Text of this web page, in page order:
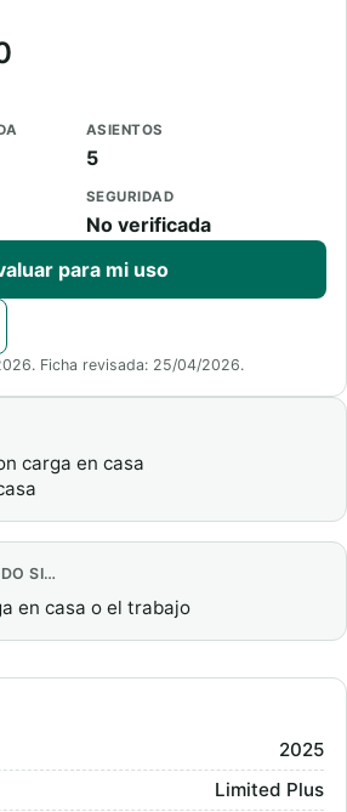
ASIENTOS
5
SEGURIDAD
No verificada
para mi uso
Ficha revisada: 25/04/2026.
carga en casa
SI…
en casa o el trabajo
2025
Limited Plus